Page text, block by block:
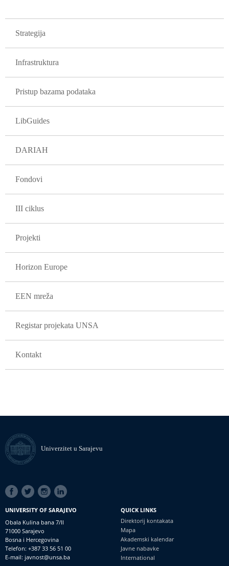
Strategija
Infrastruktura
Pristup bazama podataka
LibGuides
DARIAH
Fondovi
III ciklus
Projekti
Horizon Europe
EEN mreža
Registar projekata UNSA
Kontakt
Univerzitet u Sarajevu
SOCIAL
LINKS
UNIVERSITY OF SARAJEVO
Obala Kulina bana 7/II
71000 Sarajevo
Bosna i Hercegovina
Telefon: +387 33 56 51 00
E-mail: javnost@unsa.ba
QUICK LINKS
Direktorij kontakata
Mapa
Akademski kalendar
Javne nabavke
International